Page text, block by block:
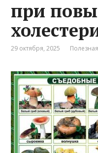
при
29 октября, 2025